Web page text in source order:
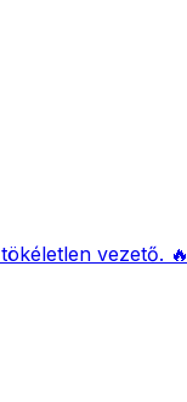
vezető. 🔥